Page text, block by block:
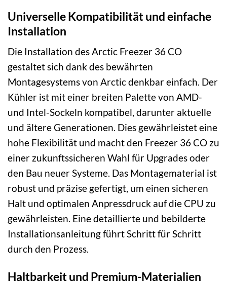
Universelle Kompatibilität und einfache
Installation
Die Installation des Arctic Freezer 36 CO
gestaltet sich dank des bewährten
Montagesystems von Arctic denkbar einfach. Der
Kühler ist mit einer breiten Palette von AMD-
und Intel-Sockeln kompatibel, darunter aktuelle
und ältere Generationen. Dies gewährleistet eine
hohe Flexibilität und macht den Freezer 36 CO zu
einer zukunftssicheren Wahl für Upgrades oder
den Bau neuer Systeme. Das Montagematerial ist
robust und präzise gefertigt, um einen sicheren
Halt und optimalen Anpressdruck auf die CPU zu
gewährleisten. Eine detaillierte und bebilderte
Installationsanleitung führt Schritt für Schritt
durch den Prozess.
Haltbarkeit und Premium-Materialien